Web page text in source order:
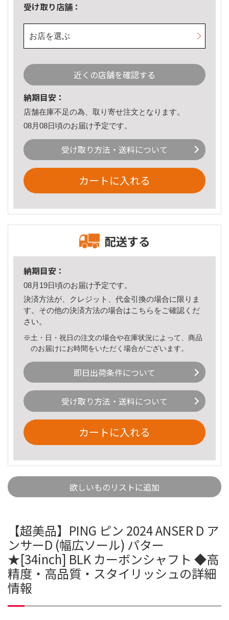
受け取り店舗：
お店を選ぶ
近くの店舗を確認する
納期目安：
店舗在庫不足の為、取り寄せ注文となります。
08月08日頃のお届け予定です。
受け取り方法・送料について
カートに入れる
配送する
納期目安：
08月19日頃のお届け予定です。
決済方法が、クレジット、代金引換の場合に限りま
す。その他の決済方法の場合はこちら をご確認くだ
さい。
※土・日・祝日の注文の場合や在庫状況によって、商品
のお届けにお時間をいただく場合がございます。
即日出荷条件について
受け取り方法・送料について
カートに入れる
欲しいものリストに追加
【超美品】PING ピン 2024 ANSER D ア
ンサーD (幅広ソール) パター
★[34inch] BLK カーボンシャフト ◆高
精度・高品質・スタイリッシュの詳細
情報